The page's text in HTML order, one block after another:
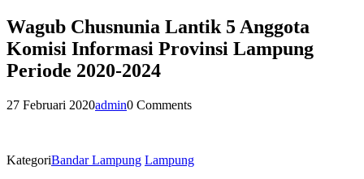
Wagub Chusnunia Lantik 5 Anggota
Komisi Informasi Provinsi Lampung
Periode 2020-2024
27 Februari 2020admin0 Comments
KategoriBandar Lampung Lampung